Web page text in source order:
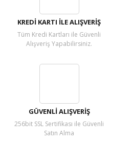
KREDİ KARTI İLE ALIŞVERİŞ
Tüm Kredi Kartları ile Güvenli
Alışveriş Yapabilirsiniz.
GÜVENLİ ALIŞVERİŞ
256bit SSL Sertifikası ile Güvenli
Satın Alma